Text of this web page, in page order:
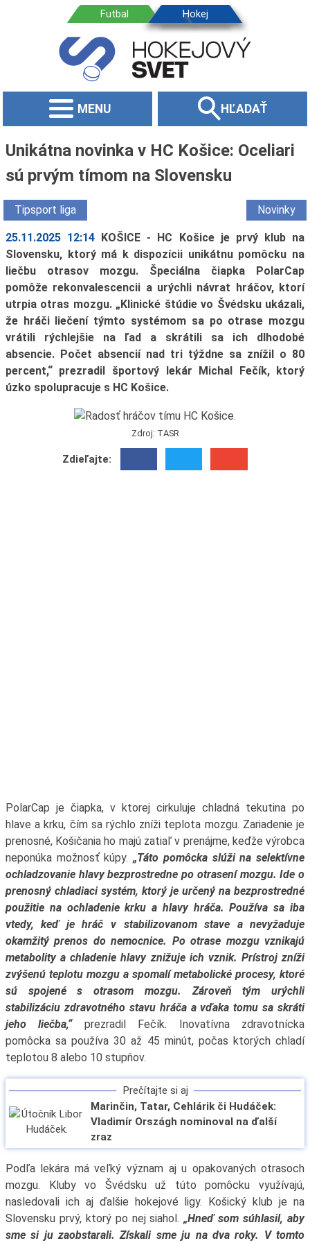
MENU HĽADAŤ
Unikátna novinka v HC Košice: Oceliari
sú prvým tímom na Slovensku
Tipsport liga Novinky
25.11.2025 12:14 KOŠICE - HC Košice je prvý klub na
Slovensku, ktorý má k dispozícii unikátnu pomôcku na
liečbu otrasov mozgu. Špeciálna čiapka PolarCap
pomôže rekonvalescencii a urýchli návrat hráčov, ktorí
utrpia otras mozgu. „Klinické štúdie vo Švédsku ukázali,
že hráči liečení týmto systémom sa po otrase mozgu
vrátili rýchlejšie na ľad a skrátili sa ich dlhodobé
absencie. Počet absencií nad tri týždne sa znížil o 80
percent,“ prezradil športový lekár Michal Fečík, ktorý
úzko spolupracuje s HC Košice.
Zdroj: TASR
Zdieľajte:
PolarCap je čiapka, v ktorej cirkuluje chladná tekutina po
hlave a krku, čím sa rýchlo zníži teplota mozgu. Zariadenie je
prenosné, Košičania ho majú zatiaľ v prenájme, keďže výrobca
neponúka možnosť kúpy.„Táto pomôcka slúži na selektívne
ochladzovanie hlavy bezprostredne po otrasení mozgu. Ide o
prenosný chladiaci systém, ktorý je určený na bezprostredné
použitie na ochladenie krku a hlavy hráča. Používa sa iba
vtedy, keď je hráč v stabilizovanom stave a nevyžaduje
okamžitý prenos do nemocnice. Po otrase mozgu vznikajú
metabolity a chladenie hlavy znižuje ich vznik. Prístroj zníži
zvýšenú teplotu mozgu a spomalí metabolické procesy, ktoré
sú spojené s otrasom mozgu. Zároveň tým urýchli
stabilizáciu zdravotného stavu hráča a vďaka tomu sa skráti
jeho liečba,“prezradil Fečík. Inovatívna zdravotnícka
pomôcka sa používa 30 až 45 minút, počas ktorých chladí
teplotou 8 alebo 10 stupňov.
Prečítajte si aj
Marinčin, Tatar, Cehlárik či Hudáček:
Vladimír Országh nominoval na ďalší
zraz
Podľa lekára má veľký význam aj u opakovaných otrasoch
mozgu. Kluby vo Švédsku už túto pomôcku využívajú,
nasledovali ich aj ďalšie hokejové ligy. Košický klub je na
Slovensku prvý, ktorý po nej siahol.„Hneď som súhlasil, aby
sme si ju zaobstarali. Získali sme ju na dva roky. V tomto